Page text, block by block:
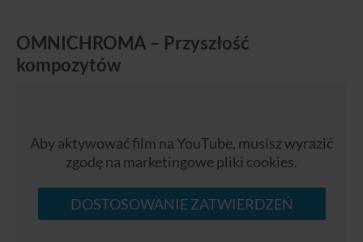
OMNICHROMA – Przyszłość
kompozytów
Aby aktywować film na YouTube, musisz wyrazić
zgodę na marketingowe pliki cookies.
DOSTOSOWANIE ZATWIERDZEŃ